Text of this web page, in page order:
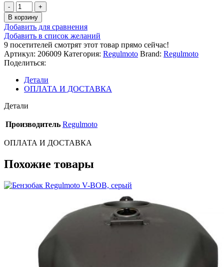
Количество
товара
Крыло
переднее
питбайк
Seven
Medalist
PRO
19/16
В корзину
Добавить для сравнения
Добавить в список желаний
9 посетителей смотрят этот товар прямо сейчас!
Артикул: 206009 Категория: Regulmoto Brand: Regulmoto
Поделиться:
Детали
ОПЛАТА И ДОСТАВКА
Детали
Производитель Regulmoto
ОПЛАТА И ДОСТАВКА
Похожие товары